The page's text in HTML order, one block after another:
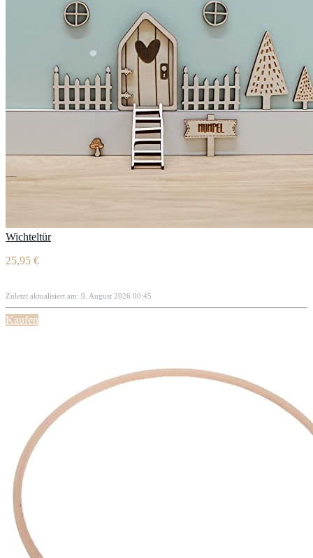
Wichteltür
25,95 €
Zuletzt aktualisiert am: 9. August 2026 00:45
Kaufen